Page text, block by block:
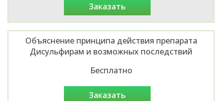
заказать
Объяснение принципа действия препарата
Дисульфирам и возможных последствий
Бесплатно
заказать